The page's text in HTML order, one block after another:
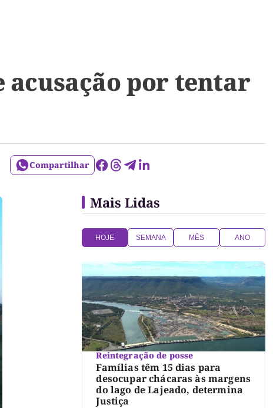
acusação por tentar
Compartilhar
Mais Lidas
HOJE SEMANA MÊS ANO
Reintegração de posse
Famílias têm 15 dias para
desocupar chácaras às margens
do lago de Lajeado, determina
Justiça